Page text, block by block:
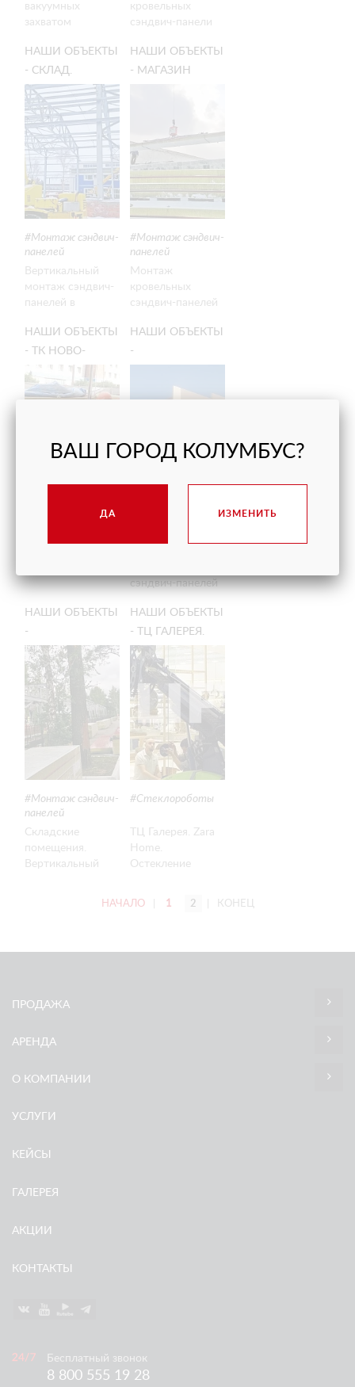
вакуумных
захватом
в городе
Новосибирск
кровельных
сэндвич-панели
НАШИ ОБЪЕКТЫ
- СКЛАД.
ВЕРТИКАЛЬНЫЙ
МОНТАЖ
СЭНДВИЧ-
ПАНЕЛЕЙ
Монтаж сэндвич-
панелей
Вертикальный
монтаж сэндвич-
панелей в
температуру.
Новосибирск
НАШИ ОБЪЕКТЫ
- МАГАЗИН
МОНТАЖ
КРОВЛИ
Монтаж сэндвич-
панелей
Монтаж
кровельных
сэндвич-панелей
НАШИ ОБЪЕКТЫ
- ТК НОВО-
МОЛЛ.
НОВОСИБИРСК
Монтаж стекла
НАШИ ОБЪЕКТЫ
-
МОНТАЖ
Монтаж сэндвич-
сэндвич-панелей
НАШИ ОБЪЕКТЫ
-
ВЕРТИКАЛЬНЫЙ
МОНТАЖ
СТЕНОВЫХ
ПАНЕЛЕЙ
Монтаж сэндвич-
панелей
Складские
помещения.
Вертикальный
НАШИ ОБЪЕКТЫ
- ТЦ ГАЛЕРЕЯ.
ZARA HOME.
ОСТЕКЛЕНИЕ
ВИТРИН
Стеклороботы
ТЦ Галерея. Zara
Home.
Остекление
НАЧАЛО 1 2 КОНЕЦ
ПРОДАЖА
АРЕНДА
О КОМПАНИИ
УСЛУГИ
КЕЙСЫ
ГАЛЕРЕЯ
АКЦИИ
КОНТАКТЫ
Бесплатный звонок
8 800 555 19 28
ВАШ ГОРОД КОЛУМБУС?
ДА ИЗМЕНИТЬ